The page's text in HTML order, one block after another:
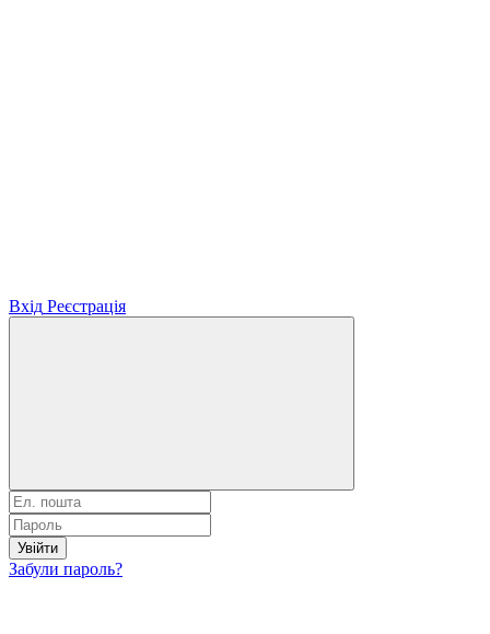
Вхід Реєстрація
Увійти
Забули пароль?